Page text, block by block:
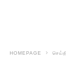
HOMEPAGE